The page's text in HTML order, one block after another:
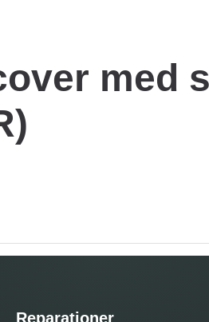
med
Reparationer